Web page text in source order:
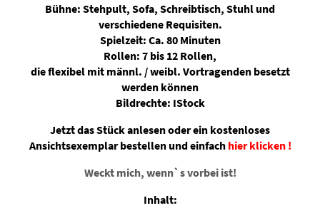
Bühne: Stehpult, Sofa, Schreibtisch, Stuhl und
verschiedene Requisiten.
Spielzeit: Ca. 80 Minuten
Rollen: 7 bis 12 Rollen,
die flexibel mit männl. / weibl. Vortragenden besetzt
werden können
Bildrechte: IStock
Jetzt das Stück anlesen oder ein kostenloses
Ansichtsexemplar bestellen und einfach hier klicken !
Weckt mich, wenn`s vorbei ist!
Inhalt: